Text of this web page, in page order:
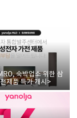
숙박업소 위한 삼
제품 특가 개시>